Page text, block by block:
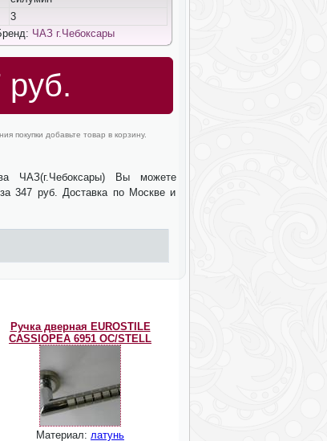
3
ЧАЗ г.Чебоксары
руб.
покупки добавьте товар в корзину.
ЧАЗ(г.Чебоксары) Вы можете
347 руб. Доставка по Москве и
Ручка дверная EUROSTILE
CASSIOPEA 6951 OC/STELL
Материал: латунь